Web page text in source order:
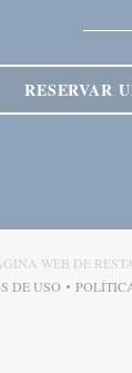
RESERVAR
WEB DE
VENTANA))
DE USO
((ABRE EN UNA